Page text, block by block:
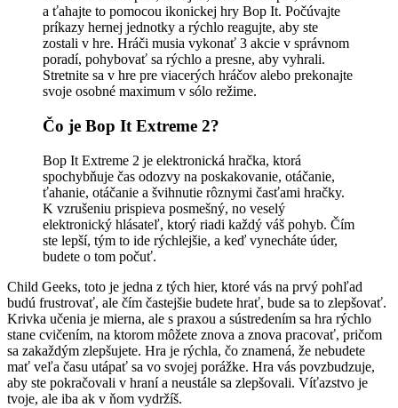
a ťahajte to pomocou ikonickej hry Bop It. Počúvajte
príkazy hernej jednotky a rýchlo reagujte, aby ste
zostali v hre. Hráči musia vykonať 3 akcie v správnom
poradí, pohybovať sa rýchlo a presne, aby vyhrali.
Stretnite sa v hre pre viacerých hráčov alebo prekonajte
svoje osobné maximum v sólo režime.
Čo je Bop It Extreme 2?
Bop It Extreme 2 je elektronická hračka, ktorá
spochybňuje čas odozvy na poskakovanie, otáčanie,
ťahanie, otáčanie a švihnutie rôznymi časťami hračky.
K vzrušeniu prispieva posmešný, no veselý
elektronický hlásateľ, ktorý riadi každý váš pohyb. Čím
ste lepší, tým to ide rýchlejšie, a keď vynecháte úder,
budete o tom počuť.
Child Geeks, toto je jedna z tých hier, ktoré vás na prvý pohľad
budú frustrovať, ale čím častejšie budete hrať, bude sa to zlepšovať.
Krivka učenia je mierna, ale s praxou a sústredením sa hra rýchlo
stane cvičením, na ktorom môžete znova a znova pracovať, pričom
sa zakaždým zlepšujete. Hra je rýchla, čo znamená, že nebudete
mať veľa času utápať sa vo svojej porážke. Hra vás povzbudzuje,
aby ste pokračovali v hraní a neustále sa zlepšovali. Víťazstvo je
tvoje, ale iba ak v ňom vydržíš.